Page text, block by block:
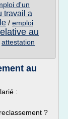
d'un
travail a
/ emploi
au
attestation
au
:
?